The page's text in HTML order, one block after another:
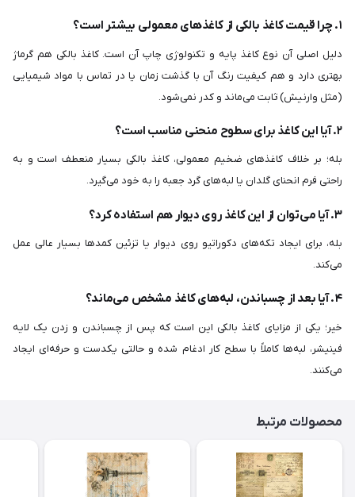
۱. چرا قیمت کاغذ بالکی از کاغذهای معمولی بیشتر است؟
دلیل اصلی آن نوع کاغذ پایه و تکنولوژی چاپ آن است. کاغذ بالکی هم گرماژ
بهتری دارد و هم کیفیت رنگ آن با گذشت زمان یا در تماس با مواد شیمیایی
(مثل وارنیش) ثابت می‌ماند و کدر نمی‌شود.
۲. آیا این کاغذ برای سطوح منحنی مناسب است؟
بله؛ بر خلاف کاغذهای ضخیم معمولی، کاغذ بالکی بسیار منعطف است و به
راحتی فرم انحنای گلدان یا لبه‌های گرد جعبه را به خود می‌گیرد.
۳. آیا می‌توان از این کاغذ روی دیوار هم استفاده کرد؟
بله، برای ایجاد تکه‌های دکوراتیو روی دیوار یا تزئین کمدها بسیار عالی عمل
می‌کند.
۴. آیا بعد از چسباندن، لبه‌های کاغذ مشخص می‌ماند؟
خیر؛ یکی از مزایای کاغذ بالکی این است که پس از چسباندن و زدن یک لایه
فینیشر، لبه‌ها کاملاً با سطح کار ادغام شده و حالتی یکدست و حرفه‌ای ایجاد
می‌کنند.
محصولات مرتبط